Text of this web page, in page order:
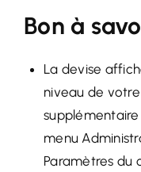
Bon à
La devise
niveau de
menu
Paramètres du